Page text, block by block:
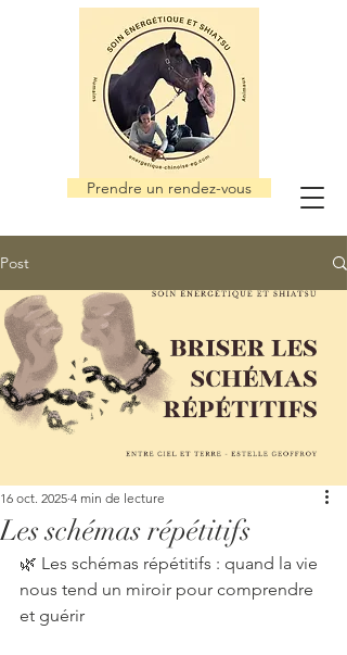
Prendre un rendez-vous
Post
Les schémas répétitifs
16 oct. 2025 4 min de lecture
🌿 Les schémas répétitifs : quand la vie
nous tend un miroir pour comprendre
et guérir